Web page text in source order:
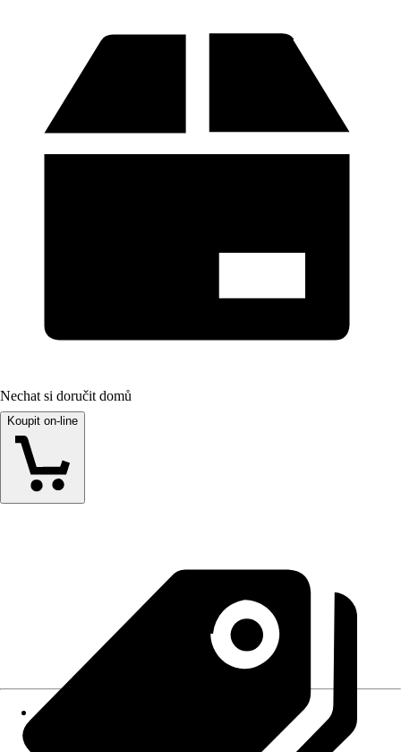
Nechat si doručit domů
Koupit on-line